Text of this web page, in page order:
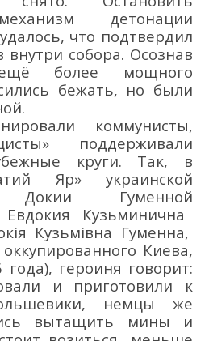
детонации
что подтвердил
внутри собора. Осознав
более мощного
бежать, но были
коммунисты,
поддерживали
круги. Так, в
Яр» украинской
Докии Гуменной
Кузьминична
Кузьмівна Гуменна,
Киева,
года), героиня говорит:
и приготовили к
немцы же
вытащить мины и